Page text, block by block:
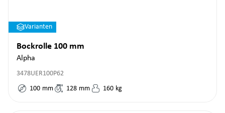
Varianten
Bockrolle 100 mm
Alpha
3478UER100P62
100 mm 128 mm 160 kg